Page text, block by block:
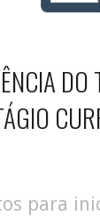
para